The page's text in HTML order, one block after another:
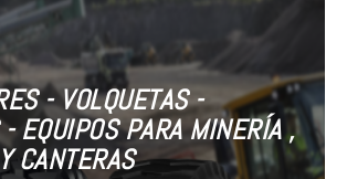
- VOLQUETAS -
EQUIPOS PARA MINERÍA ,
CANTERAS